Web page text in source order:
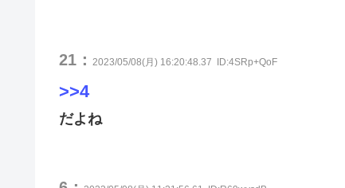
21： 2023/05/08(月) 16:20:48.37 ID:4SRp+QoF
>>4
だよね